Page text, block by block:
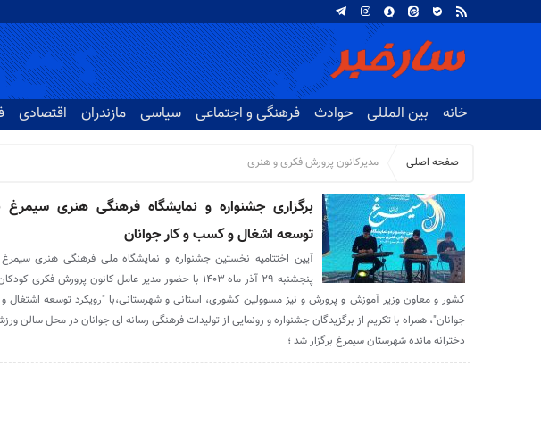
خانه بین المللی حوادث فرهنگی و اجتماعی سیاسی مازندران اقتصادی
صفحه اصلی مدیرکانون پرورش فکری و هنری
برگزاری جشنواره و نمایشگاه فرهنگی هنری سیمرغ
توسعه اشغال و کسب و کار جوانان
آیین اختتامیه نخستین جشنواره و نمایشگاه ملی فرهنگی هنری سیمرغ
پنجشنبه ۲۹ آذر ماه ۱۴۰۳ با حضور مدیر عامل کانون پرورش فکری
کشور و معاون وزیر آموزش و پرورش و نیز مسوولین کشوری، استانی و شهرستانی،با "رویکرد توسعه اشتغال
جوانان"، همراه با تکریم از برگزیدگان جشنواره و رونمایی از تولیدات فرهنگی رسانه ای جوانان در محل سالن
دخترانه مائده شهرستان سیمرغ برگزار شد ؛